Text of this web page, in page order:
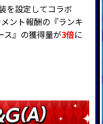
を設定してコラボ
ント報酬の『ランキ
ス』の獲得量が3倍に